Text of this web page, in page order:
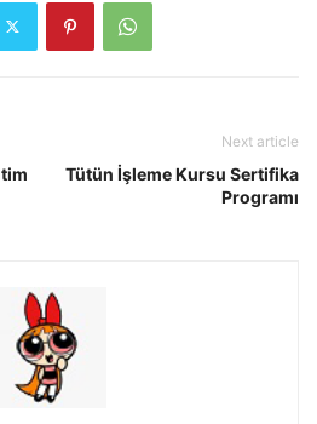
Next article
Tütün İşleme Kursu Sertifika
Programı